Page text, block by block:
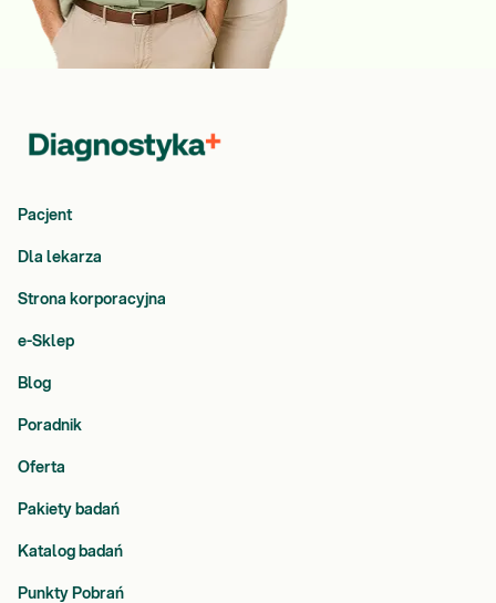
Pacjent
Dla lekarza
Strona korporacyjna
e-Sklep
Blog
Poradnik
Oferta
Pakiety badań
Katalog badań
Punkty Pobrań